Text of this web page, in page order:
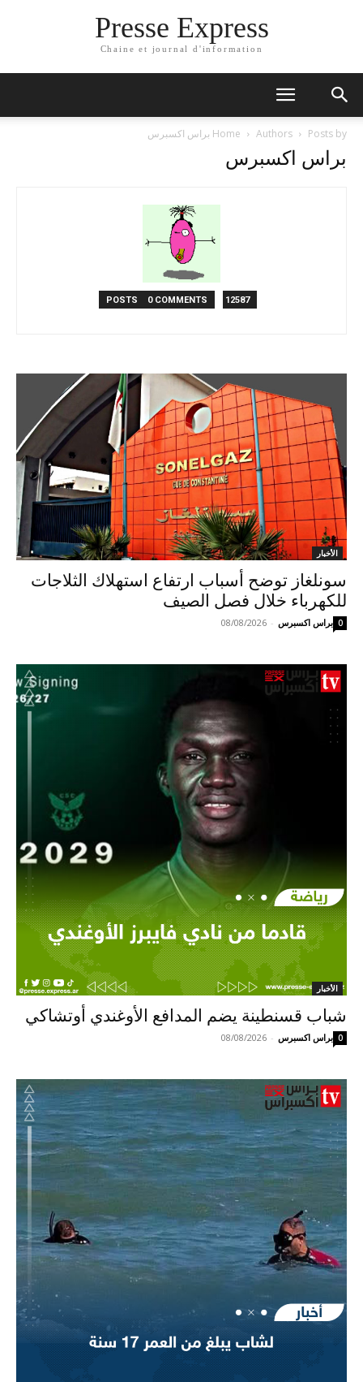
Presse Express
Chaine et journal d'information
Home Authors Posts by براس اكسبرس
براس اكسبرس
12587 POSTS
0 COMMENTS
الأخبار
سونلغاز توضح أسباب ارتفاع استهلاك الثلاجات
للكهرباء خلال فصل الصيف
براس اكسبرس -
08/08/2026 0
الأخبار
شباب قسنطينة يضم المدافع الأوغندي أوتشاكي
براس اكسبرس -
08/08/2026 0